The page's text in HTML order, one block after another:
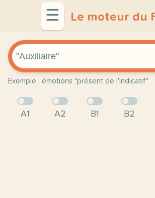
☰ Le moteur du
Exemple : émotions "présent de l'indicatif"
A1 A2 B1 B2